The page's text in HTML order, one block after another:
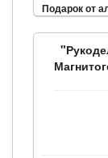
Подарок от